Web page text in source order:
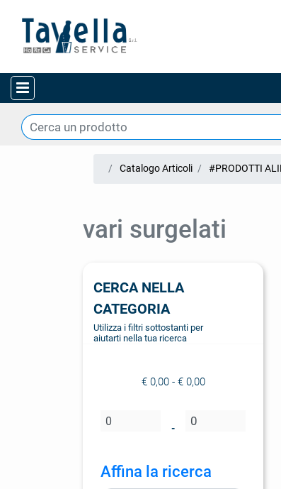
Open menu
Catalogo Articoli #PRODOTTI
vari surgelati
CERCA NELLA
CATEGORIA
Utilizza i filtri sottostanti per
aiutarti nella tua ricerca
€ 0,00 - € 0,00
Prezzo minimo - Prezzo massimo
Affina la ricerca